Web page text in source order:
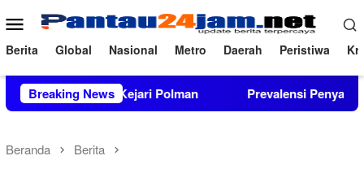
ke
konten
Menu
Mobile
Berita Global Nasional Metro Daerah Peristiwa
Breaking News
Kejari Polman Prevalensi Penyalahguna
Beranda Berita